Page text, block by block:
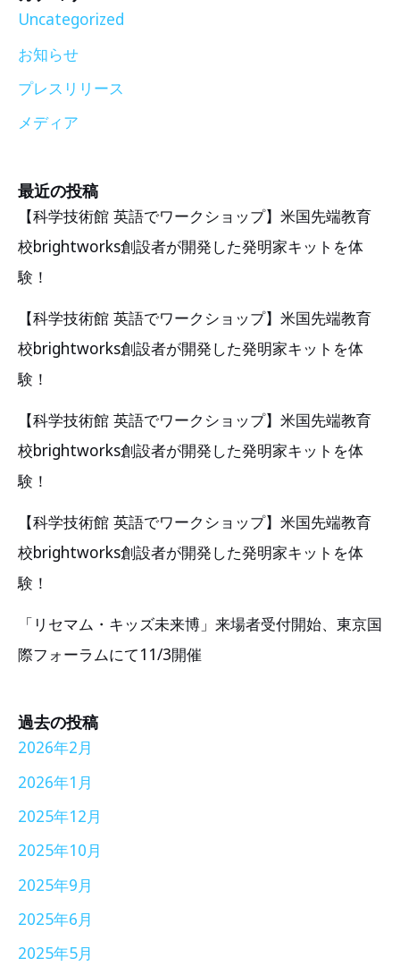
Uncategorized
お知らせ
プレスリリース
メディア
最近の投稿
【科学技術館 英語でワークショップ】米国先端教育
校brightworks創設者が開発した発明家キットを体
験！
【科学技術館 英語でワークショップ】米国先端教育
校brightworks創設者が開発した発明家キットを体
験！
【科学技術館 英語でワークショップ】米国先端教育
校brightworks創設者が開発した発明家キットを体
験！
【科学技術館 英語でワークショップ】米国先端教育
校brightworks創設者が開発した発明家キットを体
験！
「リセマム・キッズ未来博」来場者受付開始、東京国
際フォーラムにて11/3開催
過去の投稿
2026年2月
2026年1月
2025年12月
2025年10月
2025年9月
2025年6月
2025年5月